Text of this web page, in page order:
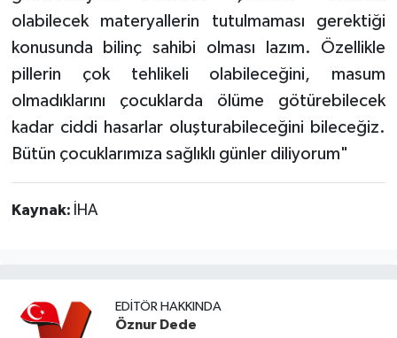
olabilecek materyallerin tutulmaması gerektiği
konusunda bilinç sahibi olması lazım. Özellikle
pillerin çok tehlikeli olabileceğini, masum
olmadıklarını çocuklarda ölüme götürebilecek
kadar ciddi hasarlar oluşturabileceğini bileceğiz.
Bütün çocuklarımıza sağlıklı günler diliyorum"
Kaynak: İHA
EDITÖR HAKKINDA
Öznur Dede